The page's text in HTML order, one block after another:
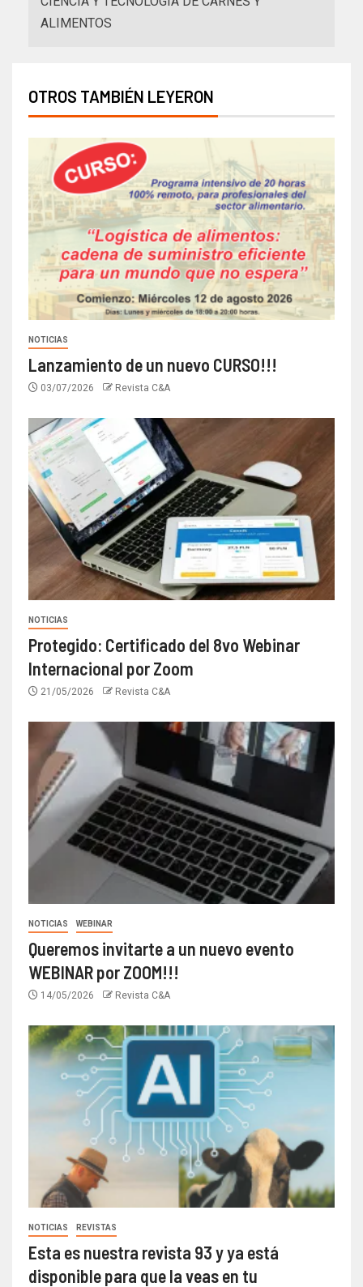
ALIMENTOS
OTROS TAMBIÉN LEYERON
NOTICIAS
Lanzamiento de un nuevo CURSO!!!
03/07/2026 Revista C&A
NOTICIAS
Protegido: Certificado del 8vo Webinar
Internacional por Zoom
21/05/2026 Revista C&A
NOTICIAS WEBINAR
Queremos invitarte a un nuevo evento
WEBINAR por ZOOM!!!
14/05/2026 Revista C&A
NOTICIAS REVISTAS
Esta es nuestra revista 93 y ya está
disponible para que la veas en tu